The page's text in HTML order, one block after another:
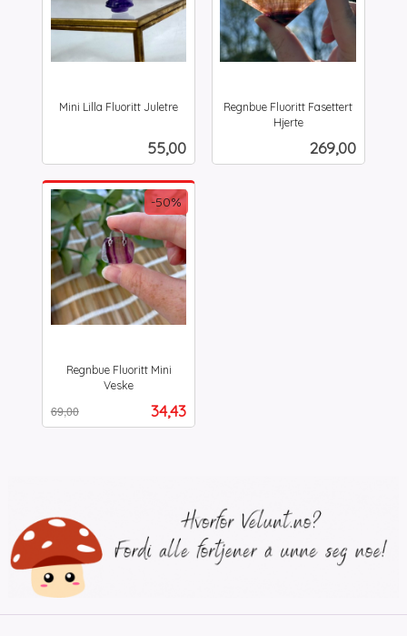
Mini Lilla Fluoritt Juletre
Pris
55,00
Regnbue Fluoritt Fasettert
Hjerte
Pris
269,00
Regnbue Fluoritt Mini
Veske
Tilbud
34,43
69,00
-50%
mva.